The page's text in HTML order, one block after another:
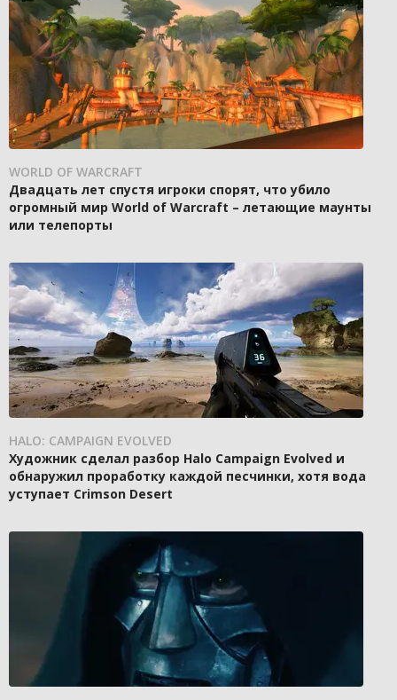
WORLD OF WARCRAFT
Двадцать лет спустя игроки спорят, что убило
огромный мир World of Warcraft – летающие маунты
или телепорты
HALO: CAMPAIGN EVOLVED
Художник сделал разбор Halo Campaign Evolved и
обнаружил проработку каждой песчинки, хотя вода
уступает Crimson Desert